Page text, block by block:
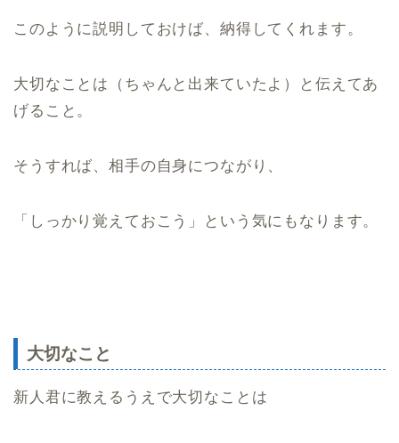
このように説明しておけば、納得してくれます。
大切なことは（ちゃんと出来ていたよ）と伝えてあ
げること。
そうすれば、相手の自身につながり、
「しっかり覚えておこう」という気にもなります。
大切なこと
新人君に教えるうえで大切なことは